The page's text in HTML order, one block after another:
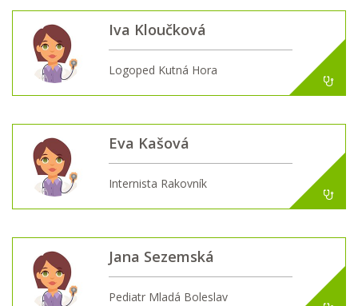
Iva Kloučková
Logoped Kutná Hora
Eva Kašová
Internista Rakovník
Jana Sezemská
Pediatr Mladá Boleslav